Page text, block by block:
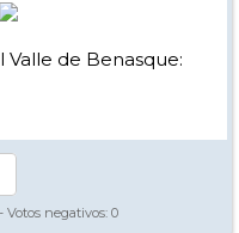
de Benasque:
- Votos negativos: 0